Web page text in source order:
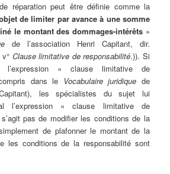
réparation peut être définie comme la
de limiter par avance à une somme
le montant des dommages-intérêts »
de l’association Henri Capitant, dir.
Clause limitative de responsabilité.)). Si
l’expression « clause limitative de
dans le Vocabulaire juridique de
les spécialistes du sujet lui
l’expression « clause limitative de
pas de modifier les conditions de la
de plafonner le montant de la
les conditions de la responsabilité sont